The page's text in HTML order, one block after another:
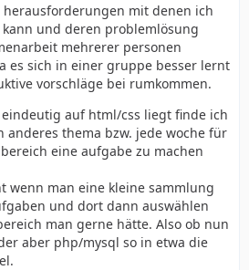
herausforderungen mit denen ich
und deren problemlösung
mehrerer personen
es sich in einer gruppe besser lernt
vorschläge bei rumkommen.
auf html/css liegt finde ich
anderes thema bzw. jede woche für
eine aufgabe zu machen
wenn man eine kleine sammlung
und dort dann auswählen
man gerne hätte. Also ob nun
aber php/mysql so in etwa die